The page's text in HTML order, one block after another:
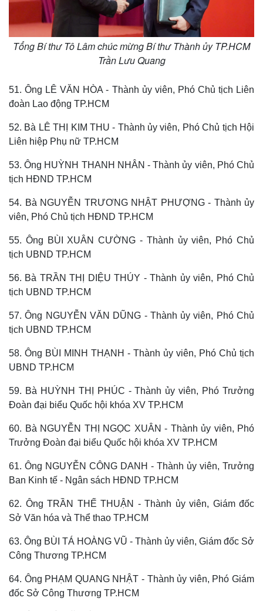
Pháp luật
Vụ án
Tư vấn luật
Quân sự - Quốc phòng
Phân tích
Tổng Bí thư Tô Lâm chúc mừng Bí thư Thành ủy TP.HCM
Trần Lưu Quang
51. Ông LÊ VĂN HÒA - Thành ủy viên, Phó Chủ tịch Liên
đoàn Lao động TP.HCM
52. Bà LÊ THỊ KIM THU - Thành ủy viên, Phó Chủ tịch Hội
Liên hiệp Phụ nữ TP.HCM
53. Ông HUỲNH THANH NHÂN - Thành ủy viên, Phó Chủ
tịch HĐND TP.HCM
54. Bà NGUYỄN TRƯƠNG NHẬT PHƯỢNG - Thành ủy
viên, Phó Chủ tịch HĐND TP.HCM
55. Ông BÙI XUÂN CƯỜNG - Thành ủy viên, Phó Chủ
tịch UBND TP.HCM
56. Bà TRẦN THỊ DIỆU THÚY - Thành ủy viên, Phó Chủ
tịch UBND TP.HCM
57. Ông NGUYỄN VĂN DŨNG - Thành ủy viên, Phó Chủ
tịch UBND TP.HCM
58. Ông BÙI MINH THẠNH - Thành ủy viên, Phó Chủ tịch
UBND TP.HCM
59. Bà HUỲNH THỊ PHÚC - Thành ủy viên, Phó Trưởng
Đoàn đại biểu Quốc hội khóa XV TP.HCM
60. Bà NGUYỄN THỊ NGỌC XUÂN - Thành ủy viên, Phó
Trưởng Đoàn đại biểu Quốc hội khóa XV TP.HCM
61. Ông NGUYỄN CÔNG DANH - Thành ủy viên, Trưởng
Ban Kinh tế - Ngân sách HĐND TP.HCM
62. Ông TRẦN THẾ THUẬN - Thành ủy viên, Giám đốc
Sở Văn hóa và Thể thao TP.HCM
63. Ông BÙI TÁ HOÀNG VŨ - Thành ủy viên, Giám đốc Sở
Công Thương TP.HCM
64. Ông PHẠM QUANG NHẬT - Thành ủy viên, Phó Giám
đốc Sở Công Thương TP.HCM